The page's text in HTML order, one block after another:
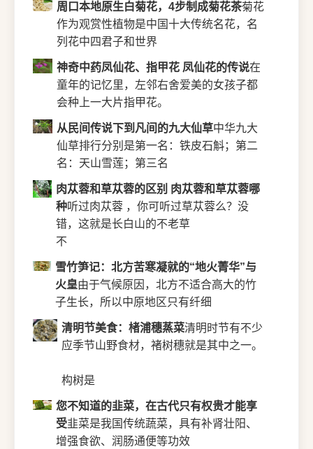
周口本地原生白菊花，4步制成菊花茶菊花
作为观赏性植物是中国十大传统名花，名
列花中四君子和世界
神奇中药凤仙花、指甲花 凤仙花的传说在
童年的记忆里，左邻右舍爱美的女孩子都
会种上一大片指甲花。
从民间传说下到凡间的九大仙草中华九大
仙草排行分别是第一名：铁皮石斛；第二
名：天山雪莲；第三名
肉苁蓉和草苁蓉的区别 肉苁蓉和草苁蓉哪
种听过肉苁蓉 ，你可听过草苁蓉么？没
错，这就是长白山的不老草
不
雪竹笋记：北方苦寒凝就的“地火菁华”与
火皇由于气候原因，北方不适合高大的竹
子生长，所以中原地区只有纤细
清明节美食：楮浦穗蒸菜清明时节有不少
应季节山野食材，褚树穗就是其中之一。
构树是
您不知道的韭菜，在古代只有权贵才能享
受韭菜是我国传统蔬菜，具有补肾壮阳、
增强食欲、润肠通便等功效